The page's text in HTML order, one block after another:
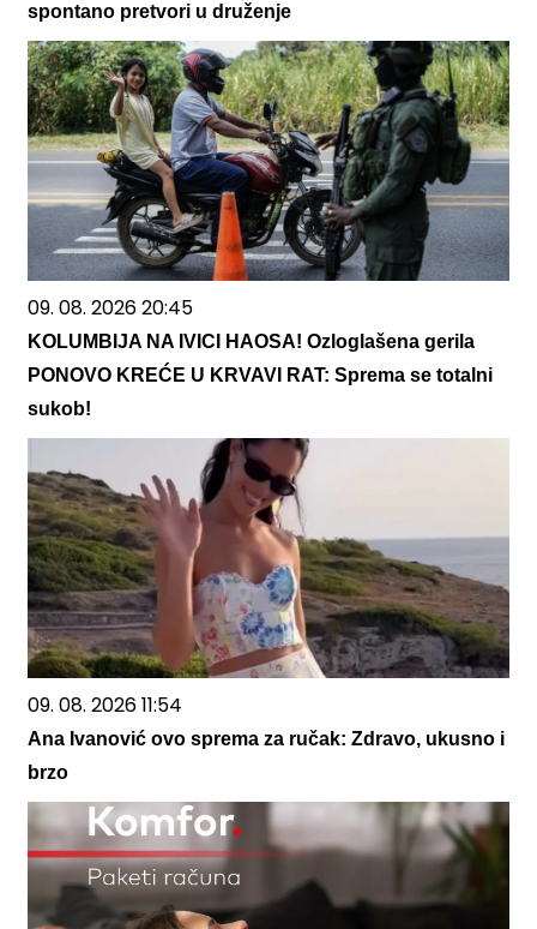
spontano pretvori u druženje
09. 08. 2026 20:45
KOLUMBIJA NA IVICI HAOSA! Ozloglašena gerila
PONOVO KREĆE U KRVAVI RAT: Sprema se totalni
sukob!
09. 08. 2026 11:54
Ana Ivanović ovo sprema za ručak: Zdravo, ukusno i
brzo